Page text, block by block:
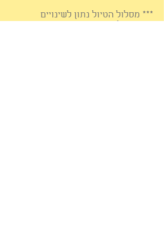
*** מסלול הטיול נתון לשינויים